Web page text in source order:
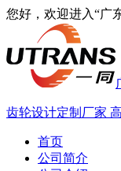
您好，欢迎进入“广
齿轮设计定制厂家
首页
公司简介